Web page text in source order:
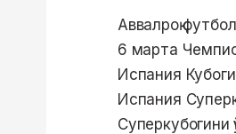
Аввалроқ
6 марта
Испания
Испания
Суперкубогини